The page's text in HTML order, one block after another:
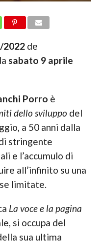
2022de
sabato 9 aprile
Porro è
dello sviluppo del
a 50 anni dalla
stringente
e l’accumulo di
all’infinito su una
limitate.
La voce e la pagina
si occupa del
sua ultima